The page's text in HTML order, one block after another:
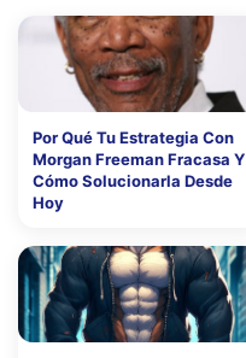
Por Qué Tu Estrategia Con
Morgan Freeman Fracasa Y
Cómo Solucionarla Desde
Hoy